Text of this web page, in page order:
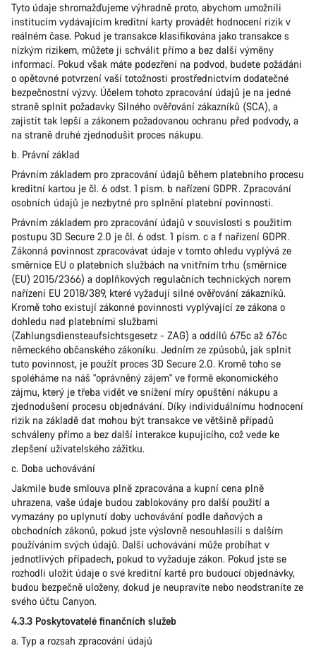
Tyto údaje shromažďujeme výhradně proto, abychom umožnili
institucím vydávajícím kreditní karty provádět hodnocení rizik v
reálném čase. Pokud je transakce klasifikována jako transakce s
nízkým rizikem, můžete ji schválit přímo a bez další výměny
informací. Pokud však máte podezření na podvod, budete požádáni
o opětovné potvrzení vaší totožnosti prostřednictvím dodatečné
bezpečnostní výzvy. Účelem tohoto zpracování údajů je na jedné
straně splnit požadavky Silného ověřování zákazníků (SCA), a
zajistit tak lepší a zákonem požadovanou ochranu před podvody, a
na straně druhé zjednodušit proces nákupu.
b. Právní základ
Právním základem pro zpracování údajů během platebního procesu
kreditní kartou je čl. 6 odst. 1 písm. b nařízení GDPR. Zpracování
osobních údajů je nezbytné pro splnění platební povinnosti.
Právním základem pro zpracování údajů v souvislosti s použitím
postupu 3D Secure 2.0 je čl. 6 odst. 1 písm. c a f nařízení GDPR.
Zákonná povinnost zpracovávat údaje v tomto ohledu vyplývá ze
směrnice EU o platebních službách na vnitřním trhu (směrnice
(EU) 2015/2366) a doplňkových regulačních technických norem
nařízení EU 2018/389, které vyžadují silné ověřování zákazníků.
Kromě toho existují zákonné povinnosti vyplývající ze zákona o
dohledu nad platebními službami
(Zahlungsdiensteaufsichtsgesetz - ZAG) a oddílů 675c až 676c
německého občanského zákoníku. Jedním ze způsobů, jak splnit
tuto povinnost, je použít proces 3D Secure 2.0. Kromě toho se
spoléháme na náš "oprávněný zájem" ve formě ekonomického
zájmu, který je třeba vidět ve snížení míry opuštění nákupu a
zjednodušení procesu objednávání. Díky individuálnímu hodnocení
rizik na základě dat mohou být transakce ve většině případů
schváleny přímo a bez další interakce kupujícího, což vede ke
zlepšení uživatelského zážitku.
c. Doba uchovávání
Jakmile bude smlouva plně zpracována a kupní cena plně
uhrazena, vaše údaje budou zablokovány pro další použití a
vymazány po uplynutí doby uchovávání podle daňových a
obchodních zákonů, pokud jste výslovně nesouhlasili s dalším
používáním svých údajů. Další uchovávání může probíhat v
jednotlivých případech, pokud to vyžaduje zákon. Pokud jste se
rozhodli uložit údaje o své kreditní kartě pro budoucí objednávky,
budou bezpečně uloženy, dokud je neupravíte nebo neodstraníte ze
svého účtu Canyon.
4.3.3 Poskytovatelé finančních služeb
a. Typ a rozsah zpracování údajů